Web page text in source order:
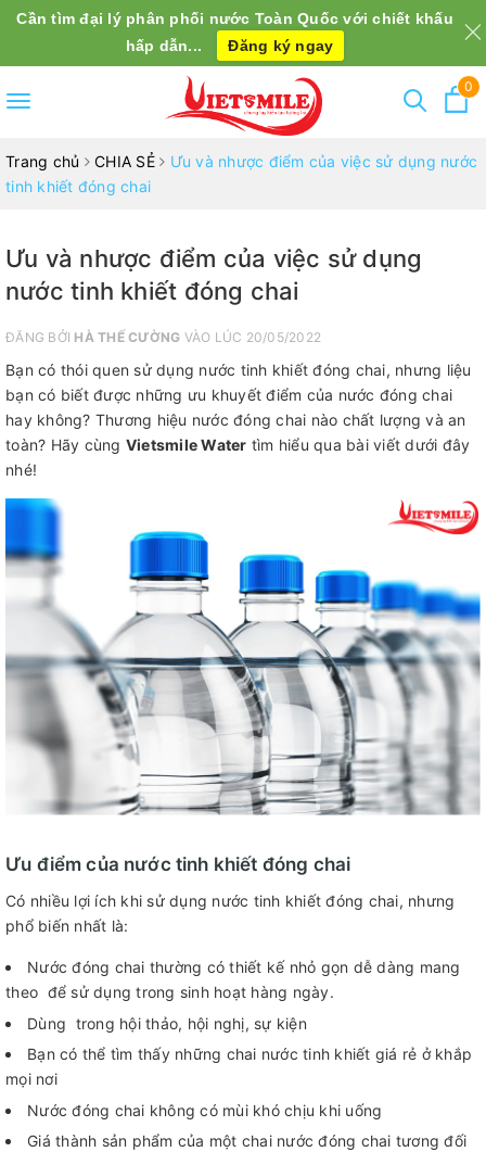
Toggle
0
Trang chủ CHIA SẺ
Ưu và nhược điểm của việc sử dụng nước
tinh khiết đóng chai
Ưu và nhược điểm của việc sử dụng
nước tinh khiết đóng chai
ĐĂNG BỞI HÀ THẾ CƯỜNG VÀO LÚC 20/05/2022
Bạn có thói quen sử dụng nước tinh khiết đóng chai, nhưng liệu
bạn có biết được những ưu khuyết điểm của nước đóng chai
hay không? Thương hiệu nước đóng chai nào chất lượng và an
toàn? Hãy cùng Vietsmile Water tìm hiểu qua bài viết dưới đây
nhé!
Ưu điểm của nước tinh khiết đóng chai
Có nhiều lợi ích khi sử dụng nước tinh khiết đóng chai, nhưng
phổ biến nhất là:
Nước đóng chai thường có thiết kế nhỏ gọn dễ dàng mang
theo để sử dụng trong sinh hoạt hàng ngày.
Dùng trong hội thảo, hội nghị, sự kiện
Bạn có thể tìm thấy những chai nước tinh khiết giá rẻ ở khắp
mọi nơi
Nước đóng chai không có mùi khó chịu khi uống
Giá thành sản phẩm của một chai nước đóng chai tương đối
Cần tìm đại lý phân phối nước Toàn Quốc với chiết khấu
hấp dẫn...
Đăng ký ngay